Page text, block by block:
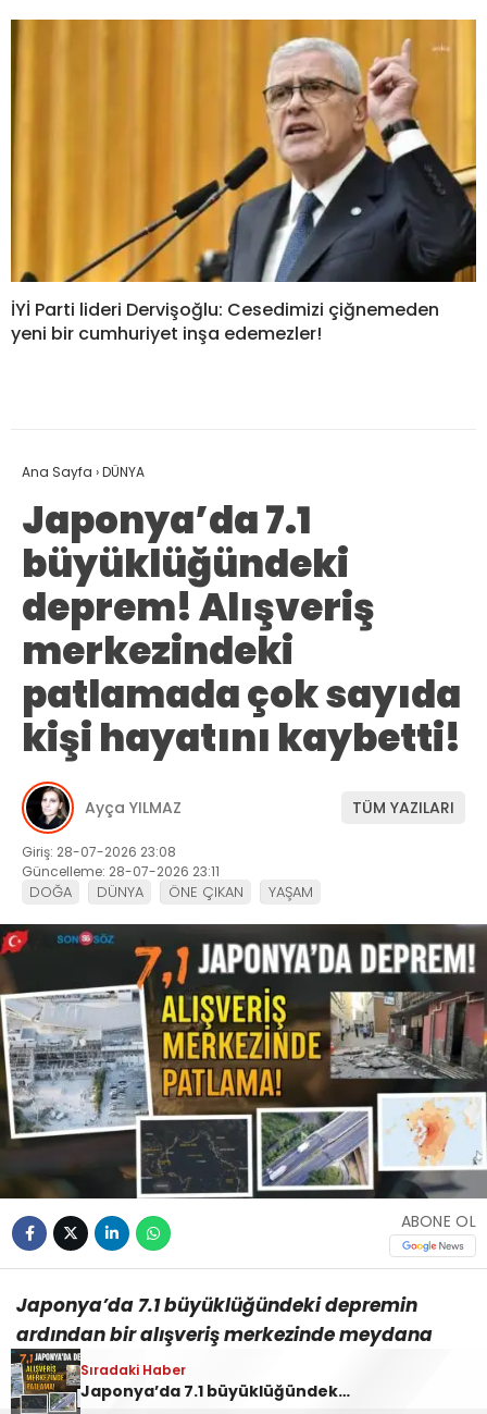
İYİ Parti lideri Dervişoğlu: Cesedimizi çiğnemeden
yeni bir cumhuriyet inşa edemezler!
Sıradaki Haber
Japonya’da 7.1 büyüklüğündeki deprem! Alışveriş merkezindeki patlamada çok sayıda kişi hayatını kaybetti!
Ana Sayfa ›DÜNYA
Japonya’da 7.1
büyüklüğündeki
deprem! Alışveriş
merkezindeki
patlamada çok sayıda
kişi hayatını kaybetti!
Ayça YILMAZ TÜM YAZILARI
Giriş: 28-07-2026 23:08
Güncelleme: 28-07-2026 23:11
DOĞA DÜNYA ÖNE ÇIKAN YAŞAM
ABONE OL
Japonya’da 7.1 büyüklüğündeki depremin
ardından bir alışveriş merkezinde meydana
gelen patlamada çok sayıda kişi hayatını
kaybetti.